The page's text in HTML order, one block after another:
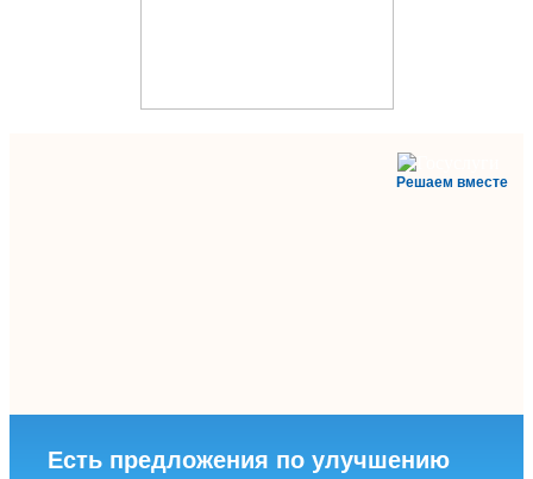
Решаем вместе
Есть предложения по улучшению